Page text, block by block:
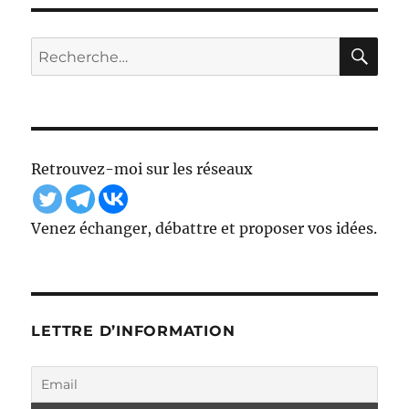
publications
CÉD
ENT
ANT
E
Recherche
pour :
Retrouvez-moi sur les réseaux
Venez échanger, débattre et proposer vos idées.
LETTRE D’INFORMATION